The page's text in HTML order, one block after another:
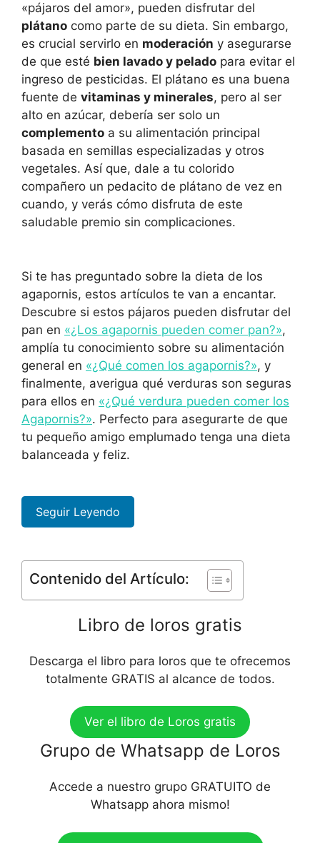
«pájaros del amor», pueden disfrutar del
plátano como parte de su dieta. Sin embargo,
es crucial servirlo en moderación y asegurarse
de que esté bien lavado y pelado para evitar el
ingreso de pesticidas. El plátano es una buena
fuente de vitaminas y minerales, pero al ser
alto en azúcar, debería ser solo un
complemento a su alimentación principal
basada en semillas especializadas y otros
vegetales. Así que, dale a tu colorido
compañero un pedacito de plátano de vez en
cuando, y verás cómo disfruta de este
saludable premio sin complicaciones.
Si te has preguntado sobre la dieta de los
agapornis, estos artículos te van a encantar.
Descubre si estos pájaros pueden disfrutar del
pan en «¿Los agapornis pueden comer pan?»,
amplía tu conocimiento sobre su alimentación
general en «¿Qué comen los agapornis?», y
finalmente, averigua qué verduras son seguras
para ellos en «¿Qué verdura pueden comer los
Agapornis?». Perfecto para asegurarte de que
tu pequeño amigo emplumado tenga una dieta
balanceada y feliz.
Seguir Leyendo
Contenido del Artículo:
Libro de loros gratis
Descarga el libro para loros que te ofrecemos
totalmente GRATIS al alcance de todos.
Ver el libro de Loros gratis
Grupo de Whatsapp de Loros
Accede a nuestro grupo GRATUITO de
Whatsapp ahora mismo!